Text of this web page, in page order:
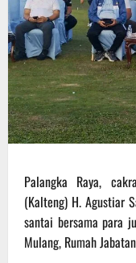
Palangka Raya,
(Kalteng) H. Agustiar
santai bersama para
Mulang, Rumah